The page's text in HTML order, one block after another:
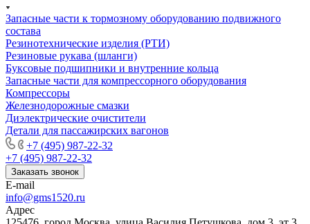
Запасные части к тормозному оборудованию подвижного
состава
Резинотехнические изделия (РТИ)
Резиновые рукава (шланги)
Буксовые подшипники и внутренние кольца
Запасные части для компрессорного оборудования
Компрессоры
Железнодорожные смазки
Диэлектрические очистители
Детали для пассажирских вагонов
+7 (495) 987-22-32
+7 (495) 987-22-32
Заказать звонок
E-mail
info@gms1520.ru
Адрес